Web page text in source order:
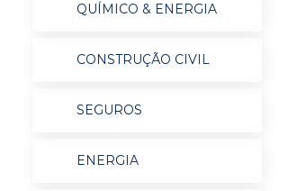
QUÍMICO & ENERGIA
CONSTRUÇÃO CIVIL
SEGUROS
ENERGIA